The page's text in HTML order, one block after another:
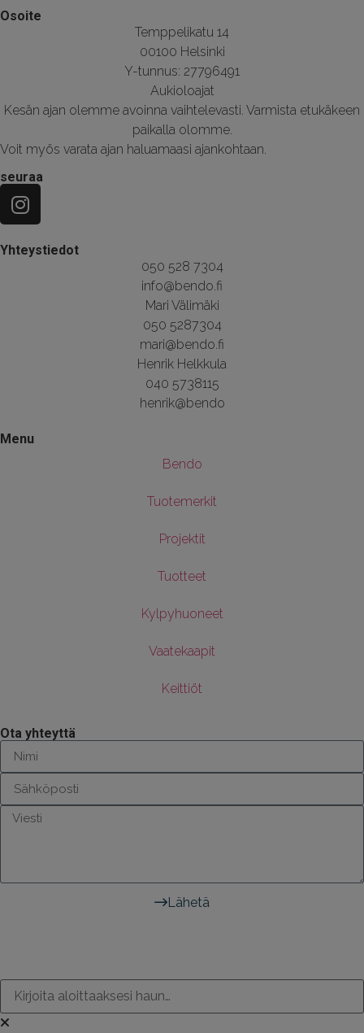
Osoite
Temppelikatu 14
00100 Helsinki
Y-tunnus: 27796491
Aukioloajat
Kesän ajan olemme avoinna vaihtelevasti. Varmista etukäkeen
paikalla olomme.
Voit myös varata ajan haluamaasi ajankohtaan.
seuraa
Yhteystiedot
050 528 7304
info@bendo.fi
Mari Välimäki
050 5287304
mari@bendo.fi
Henrik Helkkula
040 5738115
henrik@bendo
Menu
Bendo
Tuotemerkit
Projektit
Tuotteet
Kylpyhuoneet
Vaatekaapit
Keittiöt
Ota yhteyttä
Lähetä